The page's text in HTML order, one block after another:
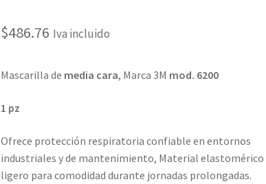
$486.76 Iva incluido
Mascarilla de media cara, Marca 3M mod. 6200
1 pz
Ofrece protección respiratoria confiable en entornos
industriales y de mantenimiento, Material elastomérico
ligero para comodidad durante jornadas prolongadas.